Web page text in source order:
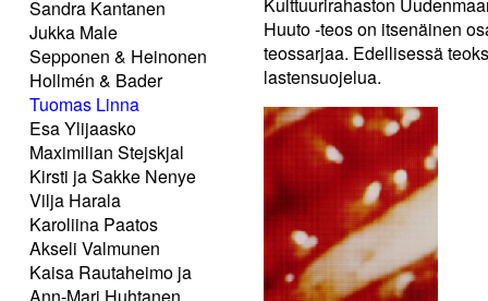
Sandra Kantanen
Jukka Male
Sepponen & Heinonen
Hollmén & Bader
Tuomas Linna
Esa Ylijaasko
Maximilian Stejskjal
Kirsti ja Sakke Nenye
Vilja Harala
Karoliina Paatos
Akseli Valmunen
Kaisa Rautaheimo ja
Ann-Mari Huhtanen
Huuto -teos on itsenäinen
teossarjaa. Edellisessä
lastensuojelua.